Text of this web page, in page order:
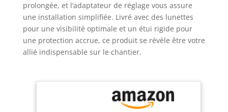
prolongée, et l’adaptateur de réglage vous assure
une installation simplifiée. Livré avec des lunettes
pour une visibilité optimale et un étui rigide pour
une protection accrue, ce produit se révèle être votre
allié indispensable sur le chantier.